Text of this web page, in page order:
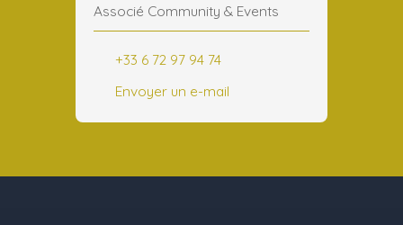
Associé Community & Events
+33 6 72 97 94 74
Envoyer un e-mail